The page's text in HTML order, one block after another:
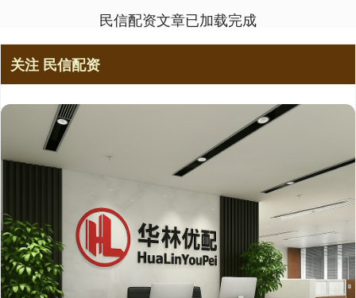
民信配资文章已加载完成
关注 民信配资